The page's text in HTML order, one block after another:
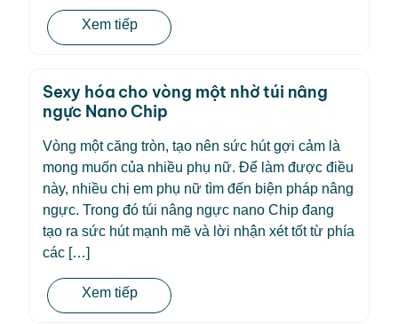
Xem tiếp
Sexy hóa cho vòng một nhờ túi nâng
ngực Nano Chip
Vòng một căng tròn, tạo nên sức hút gợi cảm là
mong muốn của nhiều phụ nữ. Để làm được điều
này, nhiều chị em phụ nữ tìm đến biện pháp nâng
ngực. Trong đó túi nâng ngực nano Chip đang
tạo ra sức hút mạnh mẽ và lời nhận xét tốt từ phía
các […]
Xem tiếp